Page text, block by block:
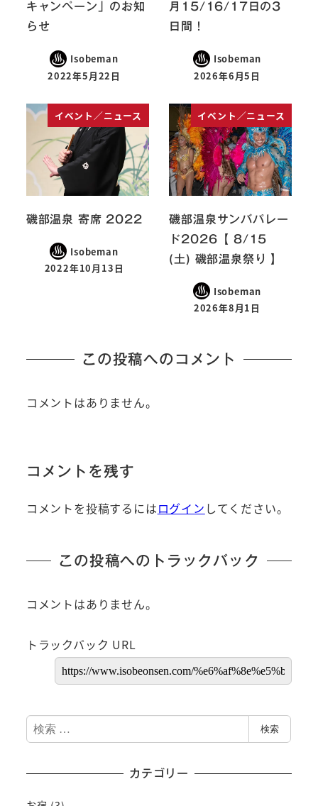
キャンペーン」のお知
らせ
Isobeman
2022年5月22日
月15/16/17日の3
日間！
Isobeman
2026年6月5日
イベント／ニュース
磯部温泉 寄席 2022
Isobeman
2022年10月13日
イベント／ニュース
磯部温泉サンバパレー
ド2026【 8/15
(土) 磯部温泉祭り 】
Isobeman
2026年8月1日
この投稿へのコメント
コメントはありません。
コメントを残す
コメントを投稿するにはログイン してください。
この投稿へのトラックバック
コメントはありません。
トラックバック URL
検
索
検索
カテゴリー